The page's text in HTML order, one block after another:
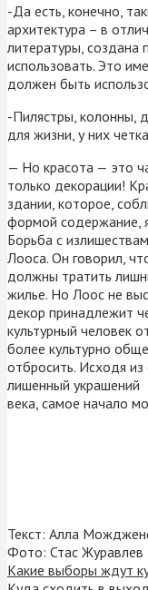
-Да есть, конечно,
архитектура – в
литературы, создана
использовать. Это
должен быть
-Пилястры, колонны,
для жизни, у них
— Но красота — это
только декорации!
здании, которое,
формой содержание,
Борьба с
Лооса. Он говорил,
должны тратить
жилье. Но Лоос не
декор принадлежит
культурный человек
более культурно
отбросить. Исходя
лишенный украшений
века, самое начало
Текст: Алла
Фото: Стас Журавлев
Какие выборы ждут